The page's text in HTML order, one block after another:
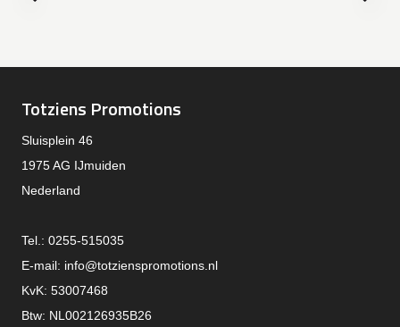
Totziens Promotions
Sluisplein 46
1975 AG IJmuiden
Nederland
Tel.: 0255-515035
E-mail: info@totzienspromotions.nl
KvK: 53007468
Btw: NL002126935B26